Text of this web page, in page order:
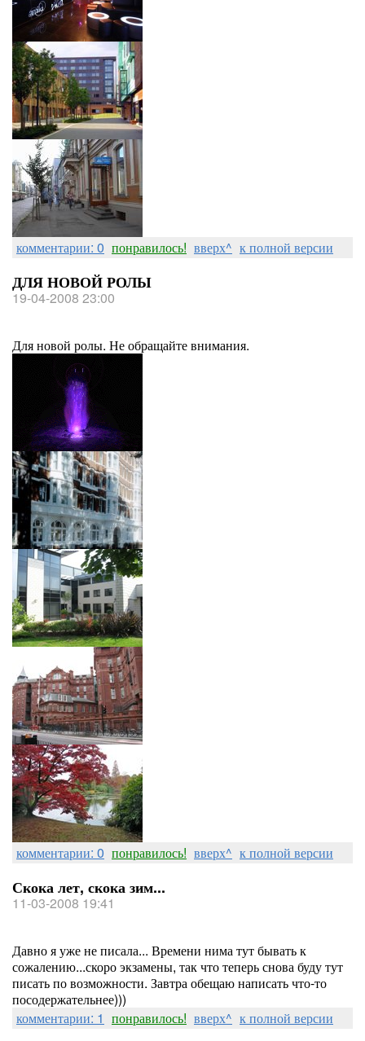
комментарии: 0 понравилось! вверх^ к полной версии
ДЛЯ НОВОЙ РОЛЫ
19-04-2008 23:00
Для новой ролы. Не обращайте внимания.
комментарии: 0 понравилось! вверх^ к полной версии
Скока лет, скока зим...
11-03-2008 19:41
Давно я уже не писала... Времени нима тут бывать к
сожалению...скоро экзамены, так что теперь снова буду тут
писать по возможности. Завтра обещаю написать что-то
посодержательнее)))
комментарии: 1 понравилось! вверх^ к полной версии